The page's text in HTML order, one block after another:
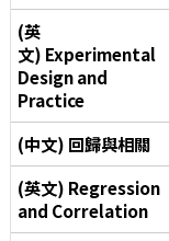
(英
文) Experimental
Design and
Practice
(中文) 回歸與相關
(英文) Regression
and Correlation